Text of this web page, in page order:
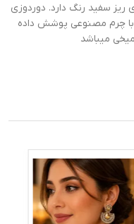
ریز سفید رنگ دارد. دوردوزی
با چرم مصنوعی پوشش داده
میباشد